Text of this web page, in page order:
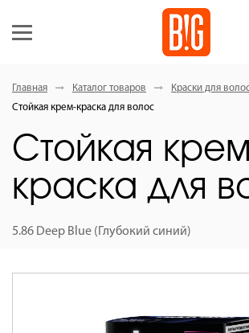
Главная Каталог товаров
Краски для
Стойкая крем-краска для волос
Стойкая
краска для
5.86 Deep Blue (Глубокий синий)